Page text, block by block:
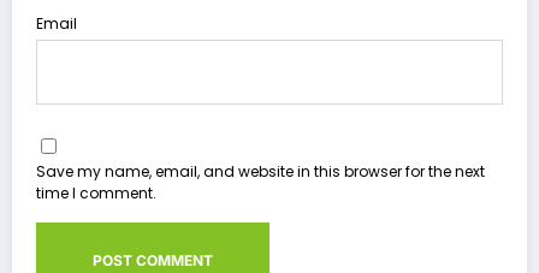
Email
Save my name, email, and website in this browser for the next
time I comment.